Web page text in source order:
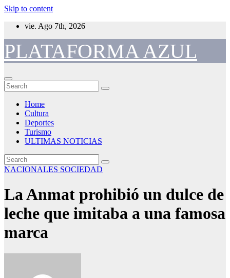
Skip to content
vie. Ago 7th, 2026
PLATAFORMA AZUL
Home
Cultura
Deportes
Turismo
ULTIMAS NOTICIAS
NACIONALES SOCIEDAD
La Anmat prohibió un dulce de
leche que imitaba a una famosa
marca